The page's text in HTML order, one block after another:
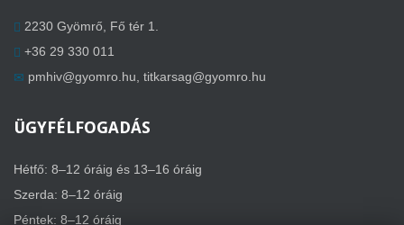
2230 Gyömrő, Fő tér 1.
+36 29 330 011
pmhiv@gyomro.hu titkarsag@gyomro.hu
ÜGYFÉLFOGADÁS
Hétfő: 8–12 óráig és 13–16 óráig
Szerda: 8–12 óráig
Péntek: 8–12 óráig